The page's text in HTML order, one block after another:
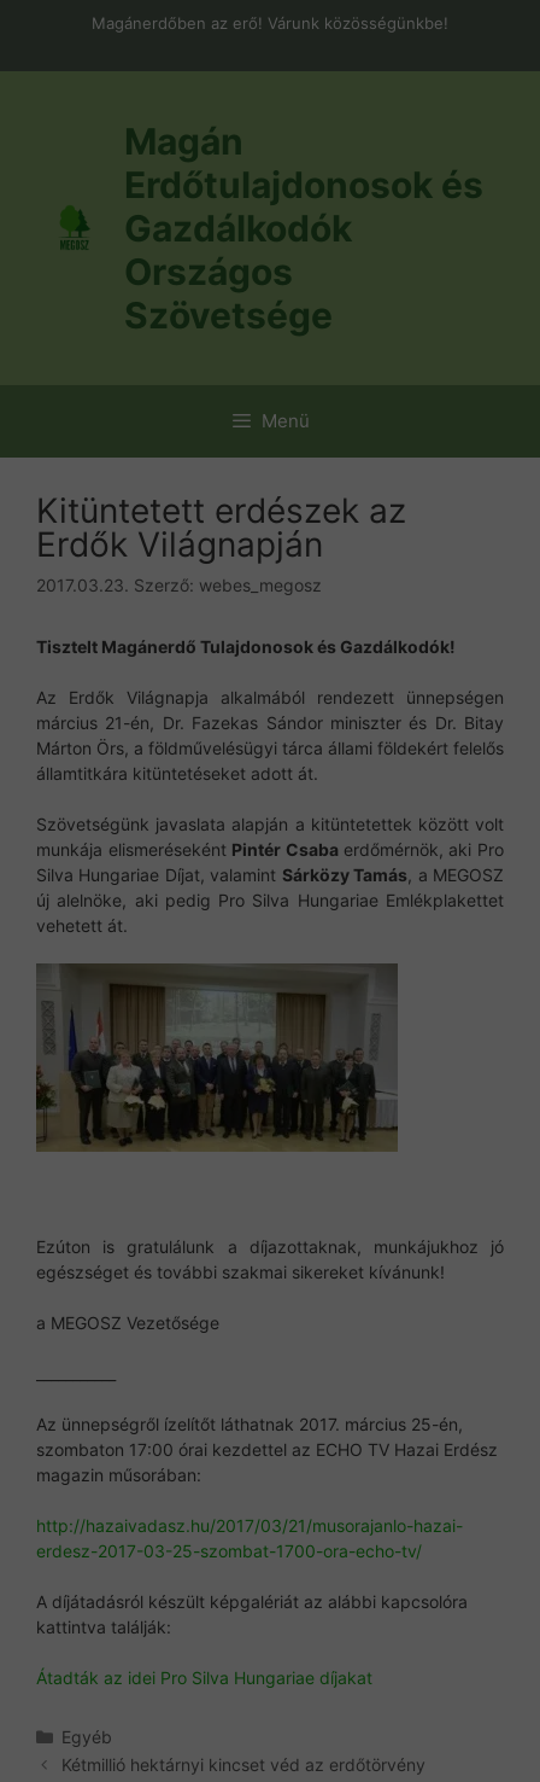
Magánerdőben az erő! Várunk közösségünkbe!
Magán
Erdőtulajdonosok és
Gazdálkodók
Országos
Szövetsége
Menü
Kitüntetett erdészek az
Erdők Világnapján
2017.03.23. Szerző: webes_megosz
Tisztelt Magánerdő Tulajdonosok és Gazdálkodók!
Az Erdők Világnapja alkalmából rendezett ünnepségen
március 21-én, Dr. Fazekas Sándor miniszter és Dr. Bitay
Márton Örs, a földművelésügyi tárca állami földekért felelős
államtitkára kitüntetéseket adott át.
Szövetségünk javaslata alapján a kitüntetettek között volt
munkája elismeréseként Pintér Csaba erdőmérnök, aki Pro
Silva Hungariae Díjat, valamint Sárközy Tamás , a MEGOSZ
új alelnöke, aki pedig Pro Silva Hungariae Emlékplakettet
vehetett át.
Ezúton is gratulálunk a díjazottaknak, munkájukhoz jó
egészséget és további szakmai sikereket kívánunk!
a MEGOSZ Vezetősége
Az ünnepségről ízelítőt láthatnak 2017. március 25-én,
szombaton 17:00 órai kezdettel az ECHO TV Hazai Erdész
magazin műsorában:
http://hazaivadasz.hu/2017/03/21/musorajanlo-hazai-
erdesz-2017-03-25-szombat-1700-ora-echo-tv/
A díjátadásról készült képgalériát az alábbi kapcsolóra
kattintva találják:
Átadták az idei Pro Silva Hungariae díjakat
Kategória
Egyéb
Kétmillió hektárnyi kincset véd az erdőtörvény